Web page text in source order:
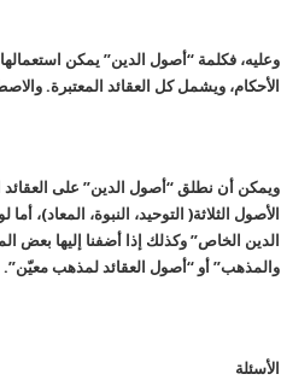
وعليه، فكلمة “أصول الدين” يمكن
الأحكام، ويشمل كل العقائد المعتبرة.
ويمكن أن نطلق “أصول الدين” على العقائد
الأصول الثلاثة( التوحيد، النبوة،
الدين الخاص” وكذلك إذا أضفنا إليها بعض
والمذهب” أو “أصول العقائد لمذهب معيّن”.
الأسئلة